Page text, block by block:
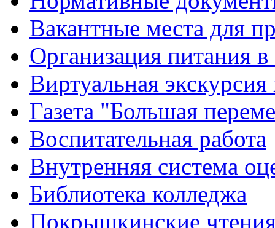
Вакантные места для
Организация питания в
Виртуальная
Газета "Большая
Воспитательная работа
Внутренняя система
Библиотека колледжа
Покрышкинские